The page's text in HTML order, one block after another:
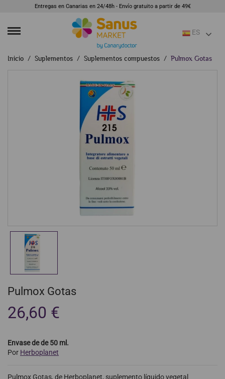
Entregas en Canarias en 24/48h - Envío gratuito a partir de 49€
ES
Inicio Suplementos Suplementos compuestos Pulmox Gotas
Pulmox Gotas
26,60 €
Envase de de 50 ml.
Por Herboplanet
Pulmox Gotas, de Herboplanet, suplemento líquido vegetal